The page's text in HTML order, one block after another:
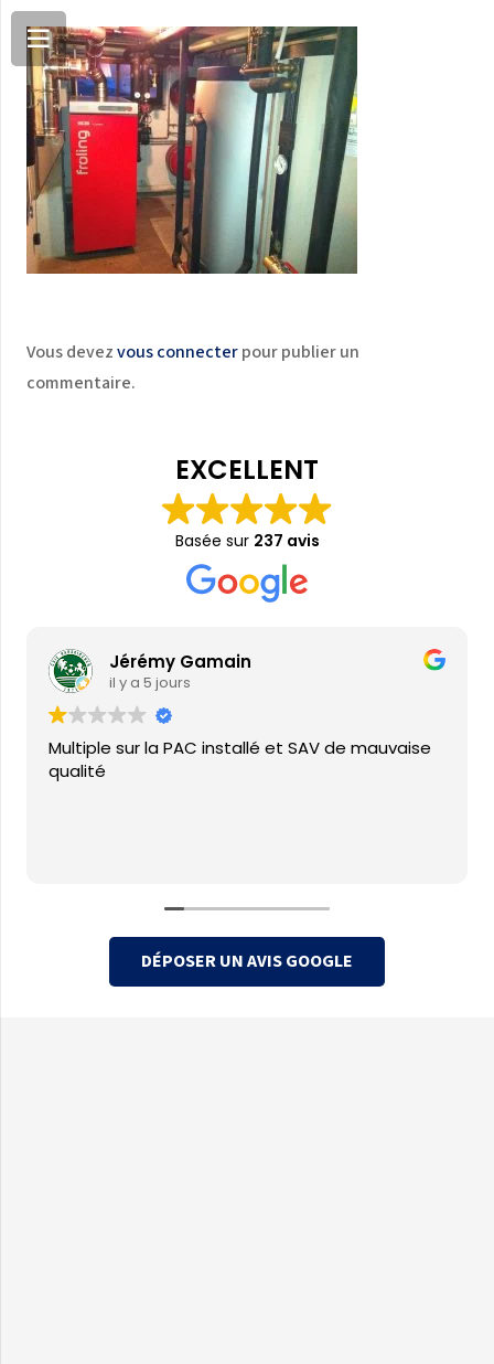
Vous devezvous connecterpour publier un
commentaire.
EXCELLENT
Basée sur 237 avis
Jérémy Gamain
il y a 5 jours
Multiple sur la PAC installé et SAV de mauvaise
qualité
DÉPOSER UN AVIS GOOGLE